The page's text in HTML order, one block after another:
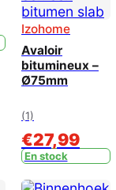
Izohome
Avaloir
bitumineux –
Ø75mm
(1)
€27,99
En stock